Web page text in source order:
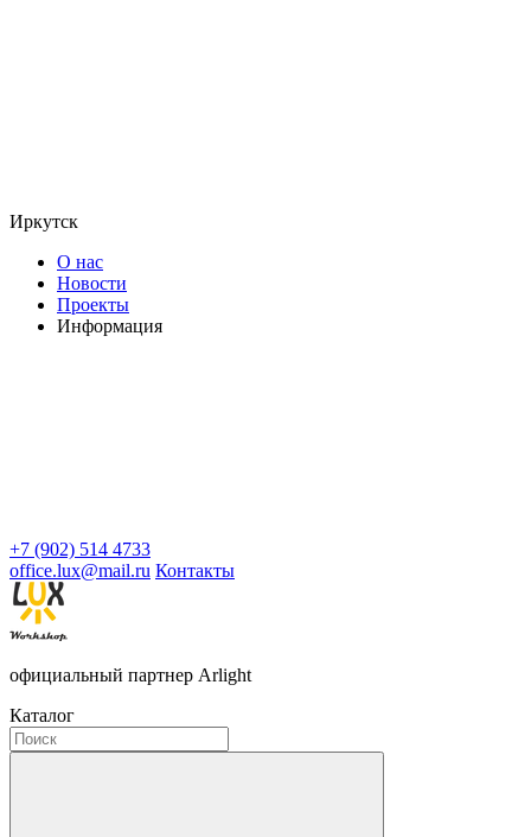
Иркутск
О нас
Новости
Проекты
Информация
+7 (902) 514 4733
office.lux@mail.ru Контакты
официальный партнер Arlight
Каталог